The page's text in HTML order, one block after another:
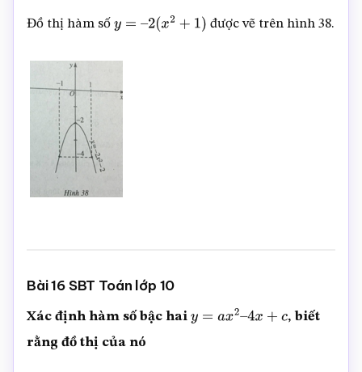
Đồ thị hàm số y =– (x2+ được vẽ trên hình 38.
Bài 16 SBT Toán lớp 10
Xác định hàm số bậc hai y =a x2– x+ c
, biết
rằng đồ thị của nó